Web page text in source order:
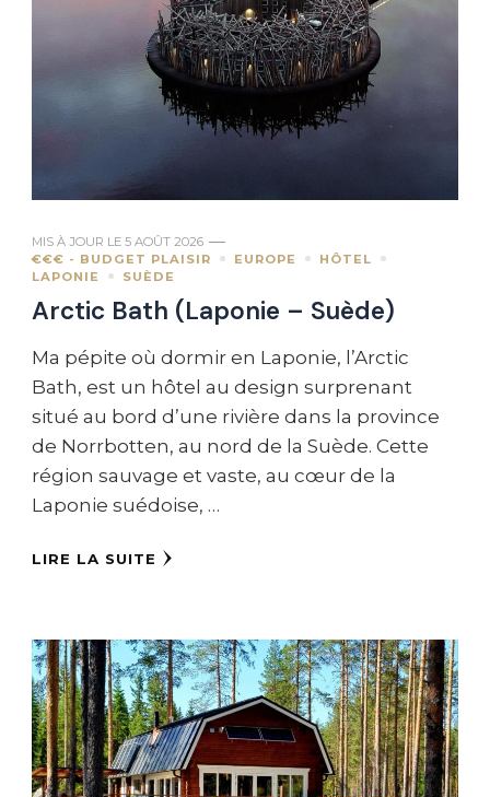
MIS À JOUR LE 5 AOÛT 2026
€€€ - BUDGET PLAISIR
EUROPE
HÔTEL
LAPONIE
SUÈDE
Arctic Bath (Laponie – Suède)
Ma pépite où dormir en Laponie, l’Arctic
Bath, est un hôtel au design surprenant
situé au bord d’une rivière dans la province
de Norrbotten, au nord de la Suède. Cette
région sauvage et vaste, au cœur de la
Laponie suédoise, …
LIRE LA SUITE